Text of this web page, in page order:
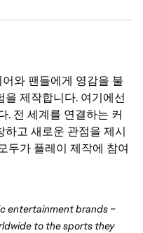
와 팬들에게 영감을 불
제작합니다. 여기에선
. 전 세계를 연결하는 커
고 새로운 관점을 제시
두가 플레이 제작에 참여
entertainment brands –
to the sports they